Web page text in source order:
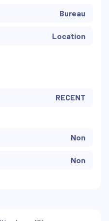
Bureau
Location
RECENT
Non
Non